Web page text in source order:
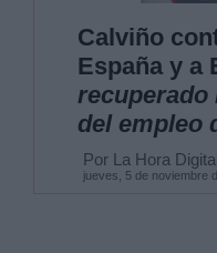
Calviño
España y a
recuperado
del empleo
Por La Hora Digital
jueves, 5 de noviembre